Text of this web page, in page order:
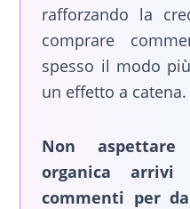
rafforzando la
comprare
spesso il modo
un effetto a catena.
Non
organica arrivi
commenti per